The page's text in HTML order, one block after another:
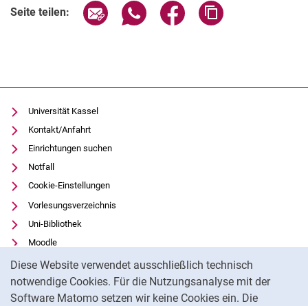
Diese Website verwendet ausschließlich technisch
notwendige Cookies. Für die Nutzungsanalyse mit der
Software Matomo setzen wir keine Cookies ein. Die
Seite teilen: Seite über E-Mail teilen
Seite über WhatsApp teilen
Seite über Facebook
Universität Kassel
Kontakt/Anfahrt
Einrichtungen suchen
Notfall
Cookie-Einstellungen
Vorlesungsverzeichnis
Uni-Bibliothek
Moodle
Panopto
Datenschutz
Barrierefreiheit